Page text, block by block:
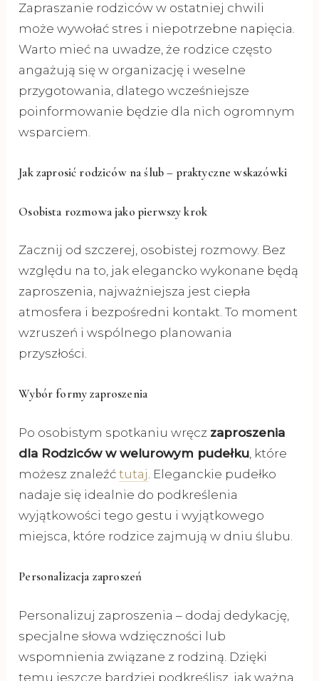
Zapraszanie rodziców w ostatniej chwili
może wywołać stres i niepotrzebne napięcia.
Warto mieć na uwadze, że rodzice często
angażują się w organizację i weselne
przygotowania, dlatego wcześniejsze
poinformowanie będzie dla nich ogromnym
wsparciem.
Jak zaprosić rodziców na ślub – praktyczne wskazówki
Osobista rozmowa jako pierwszy krok
Zacznij od szczerej, osobistej rozmowy. Bez
względu na to, jak elegancko wykonane będą
zaproszenia, najważniejsza jest ciepła
atmosfera i bezpośredni kontakt. To moment
wzruszeń i wspólnego planowania
przyszłości.
Wybór formy zaproszenia
Po osobistym spotkaniu wręcz zaproszenia
dla Rodziców w welurowym pudełku , które
możesz znaleźćtutaj . Eleganckie pudełko
nadaje się idealnie do podkreślenia
wyjątkowości tego gestu i wyjątkowego
miejsca, które rodzice zajmują w dniu ślubu.
Personalizacja zaproszeń
Personalizuj zaproszenia – dodaj dedykację,
specjalne słowa wdzięczności lub
wspomnienia związane z rodziną. Dzięki
temu jeszcze bardziej podkreślisz, jak ważna